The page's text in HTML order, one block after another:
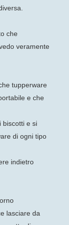
che
veramente
tupperware
e che
biscotti e si
di ogni tipo
indietro
lasciare da